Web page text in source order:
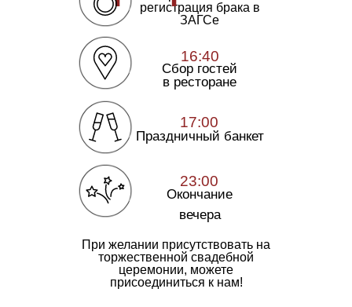
16:40
регистрация брака в
ЗАГСе
17:00
Сбор гостей
в ресторане
Праздничный банкет
Окончание
вечера
23:00
При желании присутствовать на
торжественной свадебной
церемонии, можете
присоединиться к нам!